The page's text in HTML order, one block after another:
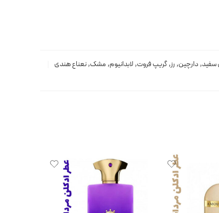
, دارچین, رز,گریپ فروت, لابدانیوم, مشک,نعناع هندی